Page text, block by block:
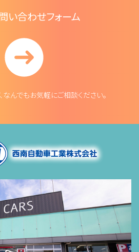
い合わせフォーム
なんでもお気軽にご相談ください。